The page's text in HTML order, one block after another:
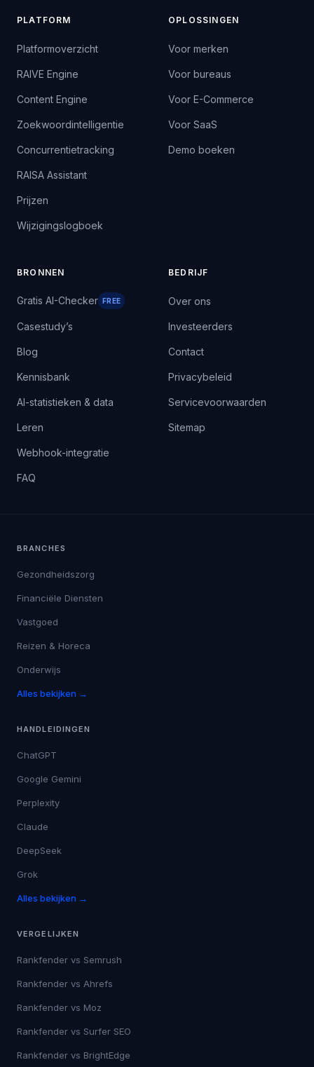
PLATFORM
Platformoverzicht
RAIVE Engine
Content Engine
Zoekwoordintelligentie
Concurrentietracking
RAISA Assistant
Prijzen
Wijzigingslogboek
OPLOSSINGEN
Voor merken
Voor bureaus
Voor E-Commerce
Voor SaaS
Demo boeken
BRONNEN
Gratis AI-Checker FREE
Casestudy’s
Blog
Kennisbank
AI-statistieken & data
Leren
Webhook-integratie
FAQ
BEDRIJF
Over ons
Investeerders
Contact
Privacybeleid
Servicevoorwaarden
Sitemap
BRANCHES
Gezondheidszorg
Financiële Diensten
Vastgoed
Reizen & Horeca
Onderwijs
Alles bekijken →
HANDLEIDINGEN
ChatGPT
Google Gemini
Perplexity
Claude
DeepSeek
Grok
Alles bekijken →
VERGELIJKEN
Rankfender vs Semrush
Rankfender vs Ahrefs
Rankfender vs Moz
Rankfender vs Surfer SEO
Rankfender vs BrightEdge